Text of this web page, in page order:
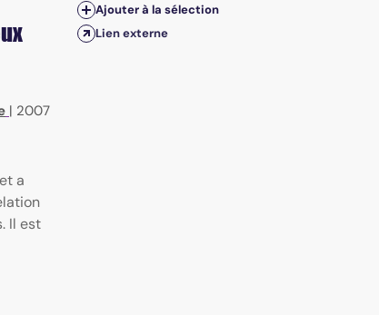
| 2007
a
Il est
Ajouter à la sélection
Lien externe